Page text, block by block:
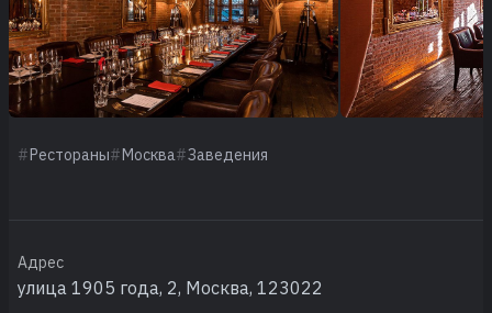
Рестораны Москва Заведения
Адрес
улица 1905 года, 2, Москва, 123022